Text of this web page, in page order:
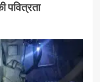
पवित्रता